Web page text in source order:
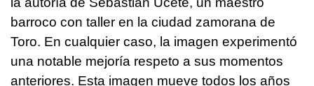
barroco con taller en la ciudad zamorana de
Toro. En cualquier caso, la imagen experimentó
una notable mejoría respeto a sus momentos
anteriores. Esta imagen mueve todos los años